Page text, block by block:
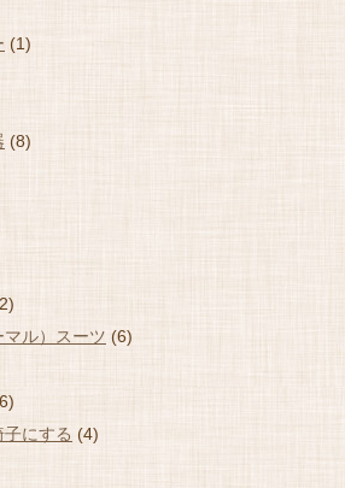
(1)
(8)
ル）スーツ (6)
にする (4)